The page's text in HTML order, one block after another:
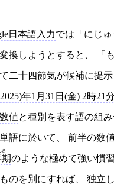
日本語入力では「にじ
換しようとすると、 「
二十四節気が候補に提示
年1月31日(金) 2時21
数値と種別を表す語の組
語に於いて、 前半の数値
き
のような極めて強い慣
のを別にすれば、 独立